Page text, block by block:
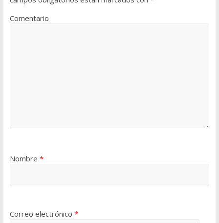
Comentario
Nombre *
Correo electrónico *